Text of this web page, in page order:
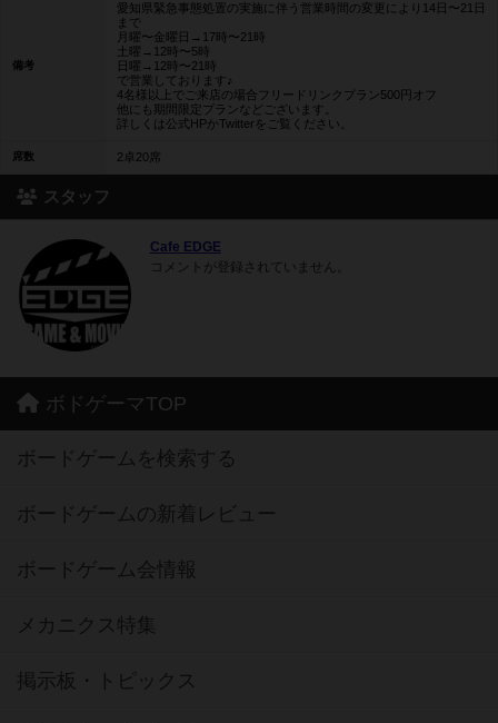
備考
愛知県緊急事態処置の実施に伴う営業時間の変更により14日〜21日
まで
月曜〜金曜日→17時〜21時
土曜→12時〜5時
日曜→12時〜21時
で営業しております♪
4名様以上でご来店の場合フリードリンクプラン500円オフ
他にも期間限定プランなどございます。
詳しくは公式HPかTwitterをご覧ください。
席数 2卓20席
スタッフ
Cafe EDGE
コメントが登録されていません。
ボドゲーマTOP
ボードゲームを検索する
ボードゲームの新着レビュー
ボードゲーム会情報
メカニクス特集
掲示板・トピックス